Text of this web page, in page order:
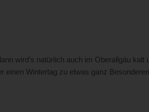
wird’s natürlich auch im Oberallgäu kalt
einen Wintertag zu etwas ganz